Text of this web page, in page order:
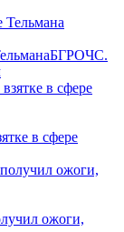
БГРОЧС.
в сфере
ожоги,